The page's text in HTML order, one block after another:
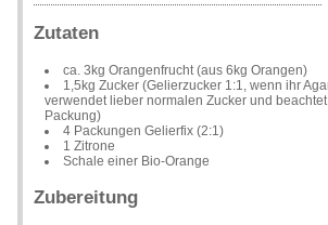
Zutaten
ca. 3kg Orangenfrucht (aus 6kg Orangen)
1,5kg Zucker (Gelierzucker 1:1, wenn ihr
verwendet lieber normalen Zucker und
Packung)
4 Packungen Gelierfix (2:1)
1 Zitrone
Schale einer Bio-Orange
Zubereitung